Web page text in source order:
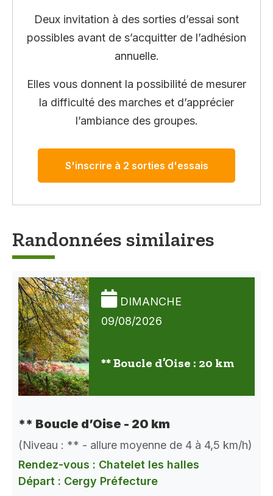
Deux invitation à des sorties d’essai sont
possibles avant de s’acquitter de l’adhésion
annuelle.
Elles vous donnent la possibilité de mesurer
la difficulté des marches et d’apprécier
l’ambiance des groupes.
S'inscrire à 2 sorties d'essais
Randonnées similaires
DIMANCHE
09/08/2026
** Boucle d’Oise : 20 km
** Boucle d’Oise - 20 km
(Niveau : ** - allure moyenne de 4 à 4,5 km/h)
Rendez-vous : Chatelet les halles
Départ : Cergy Préfecture